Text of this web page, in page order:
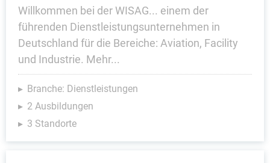
Willkommen bei der WISAG... einem der
führenden Dienstleistungsunternehmen in
Deutschland für die Bereiche: Aviation, Facility
und Industrie. Mehr...
Branche: Dienstleistungen
2 Ausbildungen
3 Standorte